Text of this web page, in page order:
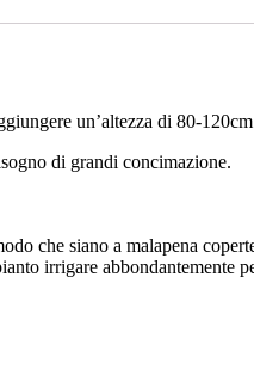
un’altezza di 80-
di grandi concimazione.
che siano a malapena
irrigare abbondantemente